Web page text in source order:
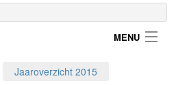
MENU
Jaaroverzicht 2015